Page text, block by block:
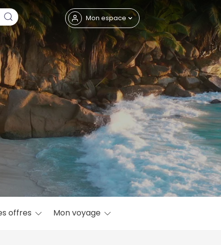
Mon espace
offres Mon voyage
Fermer